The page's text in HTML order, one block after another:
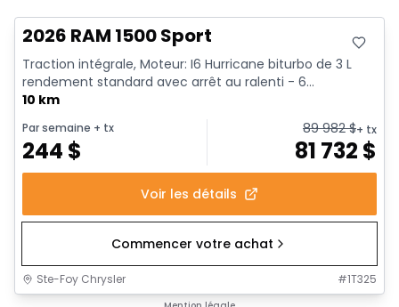
2026 RAM 1500 Sport
Traction intégrale, Moteur: I6 Hurricane biturbo de 3 L
rendement standard avec arrêt au ralenti - 6...
10 km
Par semaine + tx
244 $
89 982$+ tx
81 732 $
Voir les détails
Commencer votre achat
Ste-Foy Chrysler #1T325